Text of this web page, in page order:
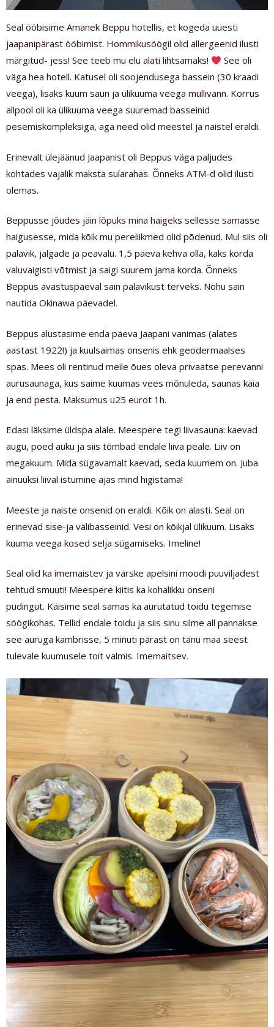
Seal ööbisime Amanek Beppu hotellis, et kogeda uuesti
jaapanipärast ööbimist. Hommikusöögil olid allergeenid ilusti
märgitud- jess! See teeb mu elu alati lihtsamaks!
See oli
väga hea hotell. Katusel oli soojendusega bassein (30 kraadi
veega), lisaks kuum saun ja ülikuuma veega mullivann. Korrus
allpool oli ka ülikuuma veega suuremad basseinid
pesemiskompleksiga, aga need olid meestel ja naistel eraldi.
Erinevalt ülejäänud Jaapanist oli Beppus väga paljudes
kohtades vajalik maksta sularahas. Õnneks ATM-d olid ilusti
olemas.
Beppusse jõudes jäin lõpuks mina haigeks sellesse samasse
haigusesse, mida kõik mu pereliikmed olid põdenud. Mul siis oli
palavik, jalgade ja peavalu. 1,5 päeva kehva olla, kaks korda
valuvaigisti võtmist ja saigi suurem jama korda. Õnneks
Beppus avastuspäeval sain palavikust terveks. Nohu sain
nautida Okinawa päevadel.
Beppus alustasime enda päeva Jaapani vanimas (alates
aastast 1922!) ja kuulsaimas onsenis ehk geodermaalses
spas. Mees oli rentinud meile õues oleva privaatse perevanni
aurusaunaga, kus saime kuumas vees mõnuleda, saunas käia
ja end pesta. Maksumus u25 eurot 1h.
Edasi läksime üldspa alale. Meespere tegi liivasauna: kaevad
augu, poed auku ja siis tõmbad endale liiva peale. Liiv on
megakuum. Mida sügavamalt kaevad, seda kuumem on. Juba
ainuüksi liival istumine ajas mind higistama!
Meeste ja naiste onsenid on eraldi. Kõik on alasti. Seal on
erinevad sise-ja välibasseinid. Vesi on kõikjal ülikuum. Lisaks
kuuma veega kosed selja sügamiseks. Imeline!
Seal olid ka imemaistev ja värske apelsini moodi puuviljadest
tehtud smuuti! Meespere kiitis ka kohalikku onseni
pudingut. Käisime seal samas ka aurutatud toidu tegemise
söögikohas. Tellid endale toidu ja siis sinu silme all pannakse
see auruga kambrisse, 5 minuti pärast on tänu maa seest
tulevale kuumusele toit valmis. Imemaitsev.